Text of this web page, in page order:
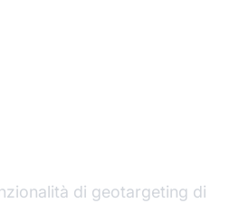
di geotargeting di